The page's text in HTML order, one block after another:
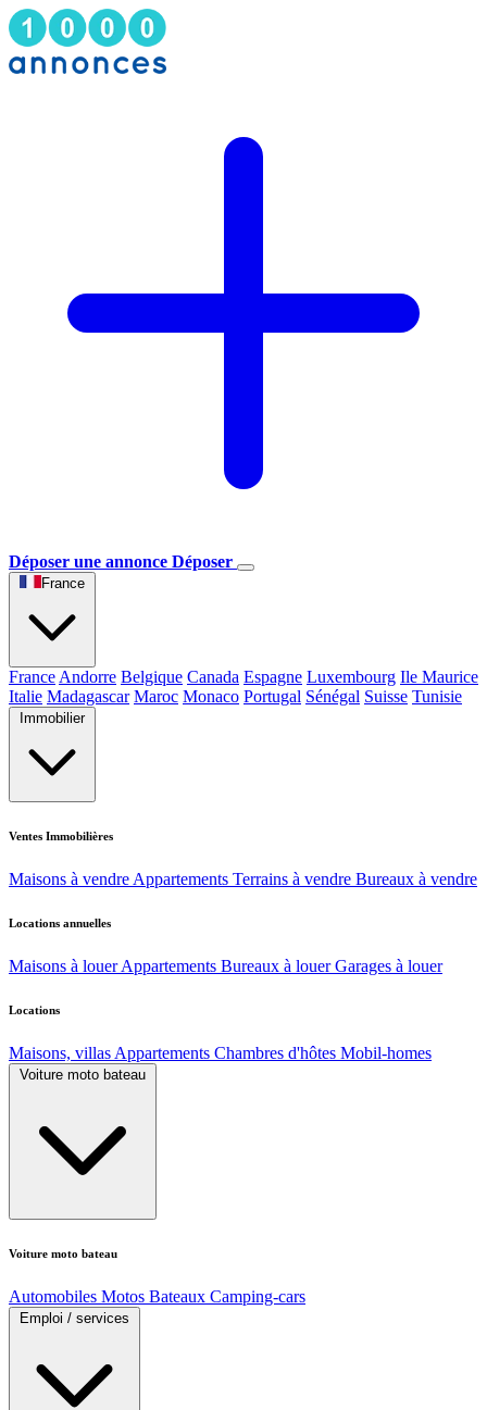
Déposer une annonce Déposer
France
France Andorre Belgique Canada Espagne Luxembourg Ile Maurice
Italie Madagascar Maroc Monaco Portugal Sénégal Suisse Tunisie
Immobilier
Ventes Immobilières
Maisons à vendre Appartements Terrains à vendre Bureaux à vendre
Locations annuelles
Maisons à louer Appartements Bureaux à louer Garages à louer
Locations
Maisons, villas Appartements Chambres d'hôtes Mobil-homes
Voiture moto bateau
Voiture moto bateau
Automobiles Motos Bateaux Camping-cars
Emploi / services